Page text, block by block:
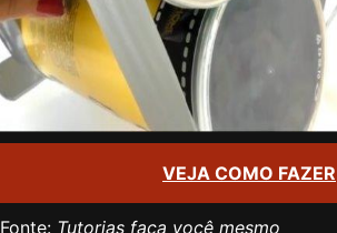
VEJA COMO FAZER
Fonte: Tutorias faça você mesmo